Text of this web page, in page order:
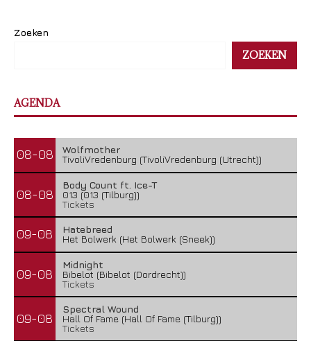
Zoeken
ZOEKEN
AGENDA
08-08
Wolfmother
TivoliVredenburg (TivoliVredenburg (Utrecht))
08-08
Body Count ft. Ice-T
013 (013 (Tilburg))
Tickets
09-08
Hatebreed
Het Bolwerk (Het Bolwerk (Sneek))
09-08
Midnight
Bibelot (Bibelot (Dordrecht))
Tickets
09-08
Spectral Wound
Hall Of Fame (Hall Of Fame (Tilburg))
Tickets